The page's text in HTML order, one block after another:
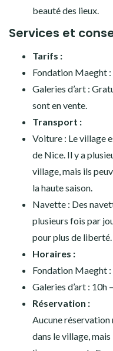
beauté des lieux.
Services et
Tarifs :
Fondation Maeght
Galeries d’art :
sont en vente.
Transport :
Voiture : Le village
de Nice. Il y a
village, mais ils
la haute saison.
Navette : Des
plusieurs fois par
pour plus de liberté.
Horaires :
Fondation Maeght
Galeries d’art : 10h
Réservation :
Aucune réservation
dans le village,